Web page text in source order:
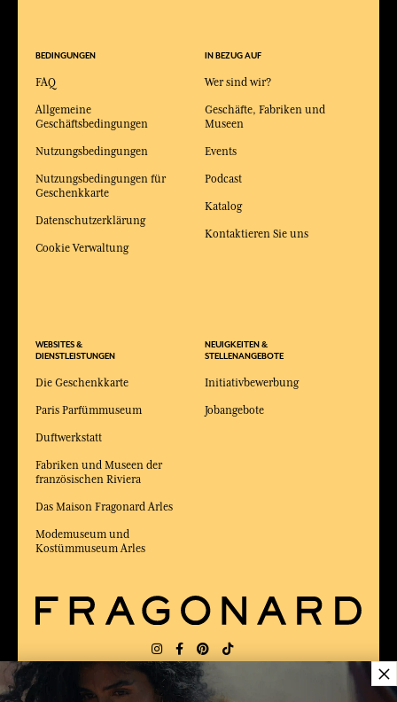
BEDINGUNGEN
FAQ
Allgemeine
Geschäftsbedingungen
Nutzungsbedingungen
Nutzungsbedingungen für
Geschenkkarte
Datenschutzerklärung
Cookie Verwaltung
WEBSITES &
DIENSTLEISTUNGEN
Die Geschenkkarte
Paris Parfümmuseum
Duftwerkstatt
Fabriken und Museen der
französischen Riviera
Das Maison Fragonard Arles
Modemuseum und
Kostümmuseum Arles
IN BEZUG AUF
Wer sind wir?
Geschäfte, Fabriken und
Museen
Events
Podcast
Katalog
Kontaktieren Sie uns
NEUIGKEITEN &
STELLENANGEBOTE
Initiativbewerbung
Jobangebote
LIEFERUNG: FR SPRACHE:
×